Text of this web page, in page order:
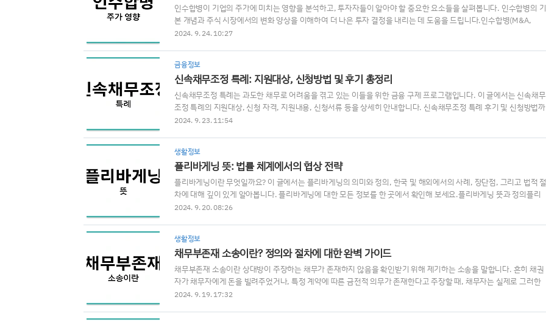
인수합병이 기업의 주가에 미치는 영향을 분석하고, 투자자들이 알아야 할 중요한 요소들을 살펴봅니다. 인수합병의 기
본 개념과 주식 시장에서의 변화 양상을 이해하여 더 나은 투자 결정을 내리는 데 도움을 드립니다.인수합병(M&A,
Mergers and Acquisitions)은 기업이 다른 기업을 인수하거나 합병하는 것을 말합니다. 이는 기업의 규모 확대, 시장
주가에 미치는 영향, 그로 인한 투자 전략, 그리고 성공적인 M&A의 사례들을 통해 어떻게 투자자들이 이러한 상황을 분
석하..
2024. 9. 24. 10:27
금융정보
신속채무조정 특례: 지원대상, 신청방법 및 후기 총정리
신속채무조정 특례는 과도한 채무로 어려움을 겪고 있는 이들을 위한 금융 구제 프로그램입니다. 이 글에서는 신속채무
조정 특례의 지원대상, 신청 자격, 지원내용, 신청서류 등을 상세히 안내합니다. 신속채무조정 특례 후기 및 신청방법까
지 함께 알아보세요.1. 신속채무조정 특례란?신속채무조정 특례는 금융회사에 채무가 있는 과중채무자들을 대상으로
체 상황과 경제적 어려움에 따라 다양한 혜택을 제공합니다.이 프로그램은 특히 연체가 짧거나 아직 연체가 발생하지 않
은 채무자를 대상으로 하며, ..
2024. 9. 23. 11:54
생활정보
플리바게닝 뜻: 법률 체계에서의 협상 전략
플리바게닝이란 무엇일까요? 이 글에서는 플리바게닝의 의미와 정의, 한국 및 해외에서의 사례, 장단점, 그리고 법적 절
차에 대해 깊이 있게 알아봅니다. 플리바게닝에 대한 모든 정보를 한 곳에서 확인해 보세요.플리바게닝 뜻과 정의플리
바게닝(plea bargaining)은 형사 사건에서 피고인과 검찰이 합의를 통해 형량을 감면하거나 혐의를 줄이는 협상 과정
있도록 돕는 역할을 합니다.플리바게닝은 주로 미국에서 활성화된 제도이지만, 최근에는 한국을 비롯한 다른 나라에서
도 관심을 받고 ..
2024. 9. 20. 08:26
생활정보
채무부존재 소송이란? 정의와 절차에 대한 완벽 가이드
채무부존재 소송이란 상대방이 주장하는 채무가 존재하지 않음을 확인받기 위해 제기하는 소송을 말합니다. 흔히 채권
자가 채무자에게 돈을 빌려주었거나, 특정 계약에 따른 금전적 의무가 존재한다고 주장할 때, 채무자는 실제로 그러한
의무가 없다고 믿으면 이를 법적으로 분쟁 해결을 위해 채무부존재 확인 소송을 제기할 수 있습니다.1. 채무부존재 소송
2024. 9. 19. 17:32